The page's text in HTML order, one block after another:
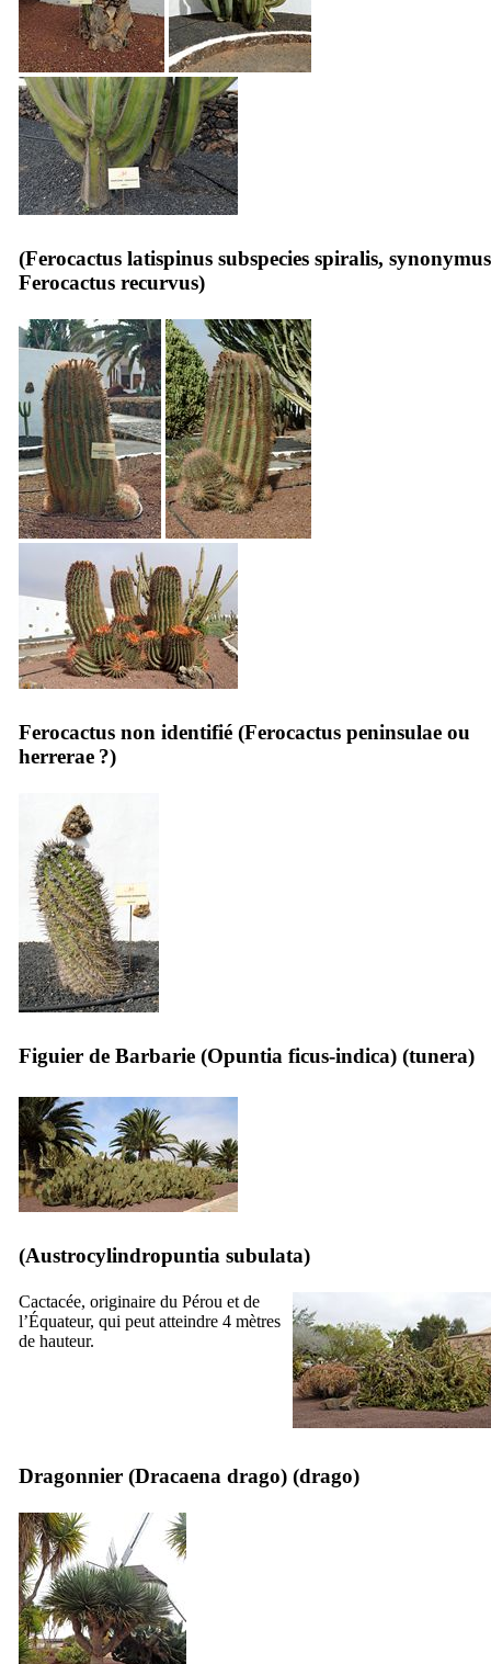
(Ferocactus latispinus subspecies spiralis, synonymus
Ferocactus recurvus)
Ferocactus non identifié (Ferocactus peninsulae ou
herrerae ?)
Figuier de Barbarie (Opuntia ficus-indica) (tunera)
(Austrocylindropuntia subulata)
Cactacée, originaire du Pérou et de
l’Équateur, qui peut atteindre 4 mètres
de hauteur.
Dragonnier (Dracaena drago) (drago)